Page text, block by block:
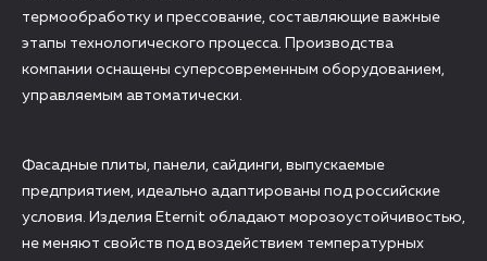
термообработку и прессование, составляющие важные
этапы технологического процесса. Производства
компании оснащены суперсовременным оборудованием,
управляемым автоматически.
Фасадные плиты, панели, сайдинги, выпускаемые
предприятием, идеально адаптированы под российские
условия. Изделия Eternit обладают морозоустойчивостью,
не меняют свойств под воздействием температурных